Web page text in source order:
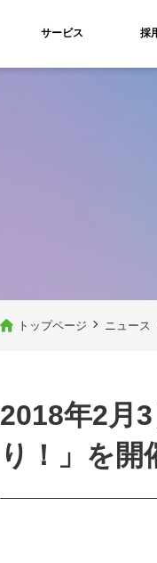
サービス 採
トップページ ニュース
2018年2月
り！」を開